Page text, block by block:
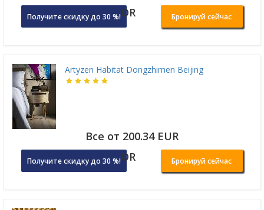
Получите скидку до 30 %!OR Бронируй сейчас
Artyzen Habitat Dongzhimen Beijing
Все от 200.34 EUR
Получите скидку до 30 %!OR Бронируй сейчас